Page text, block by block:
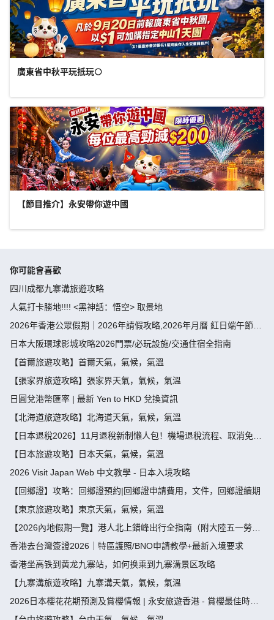
廣東省中秋平玩抵玩🌕
【節目推介】永安帶你遊中國
你可能會喜歡
四川成都九寨溝旅遊攻略
人氣打卡勝地!!!! <黑神話：悟空> 取景地
2026年香港公眾假期｜2026年請假攻略,2026年月曆 紅日端午節請
假攻略請4放9-public holiday 2026
日本大阪環球影城攻略2026門票/必玩設施/交通住宿全指南
【首爾旅遊攻略】首爾天氣，氣候，氣溫
【張家界旅遊攻略】張家界天氣，氣候，氣溫
日圓兌港幣匯率 | 最新 Yen to HKD 兌換資訊
【北海道旅遊攻略】北海道天氣，氣候，氣溫
【日本退稅2026】11月退稅新制懶人包！機場退稅流程、取消免稅
袋及限額全攻略 - 永安旅遊
【日本旅遊攻略】日本天氣，氣候，氣溫
2026 Visit Japan Web 中文教學 - 日本入境攻略
【回鄉證】攻略：回鄉證預約|回鄉證申請費用，文件，回鄉證續期
【東京旅遊攻略】東京天氣，氣候，氣溫
【2026內地假期一覽】港人北上錯峰出行全指南（附大陸五一勞動
節，端午節假期攻略）
香港去台灣簽證2026｜特區護照/BNO申請教學+最新入境要求
香港坐高铁到黄龙九寨站，如何换乘到九寨溝景区攻略
【九寨溝旅遊攻略】九寨溝天氣，氣候，氣溫
2026日本櫻花花期預測及賞櫻情報 | 永安旅遊香港 - 賞櫻最佳時
間、地點推薦